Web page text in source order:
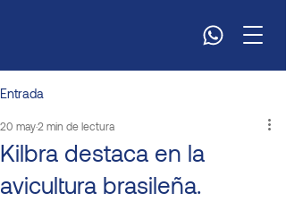
Entrada
Kilbra destaca en la
avicultura brasileña.
20 may2 min de lectura